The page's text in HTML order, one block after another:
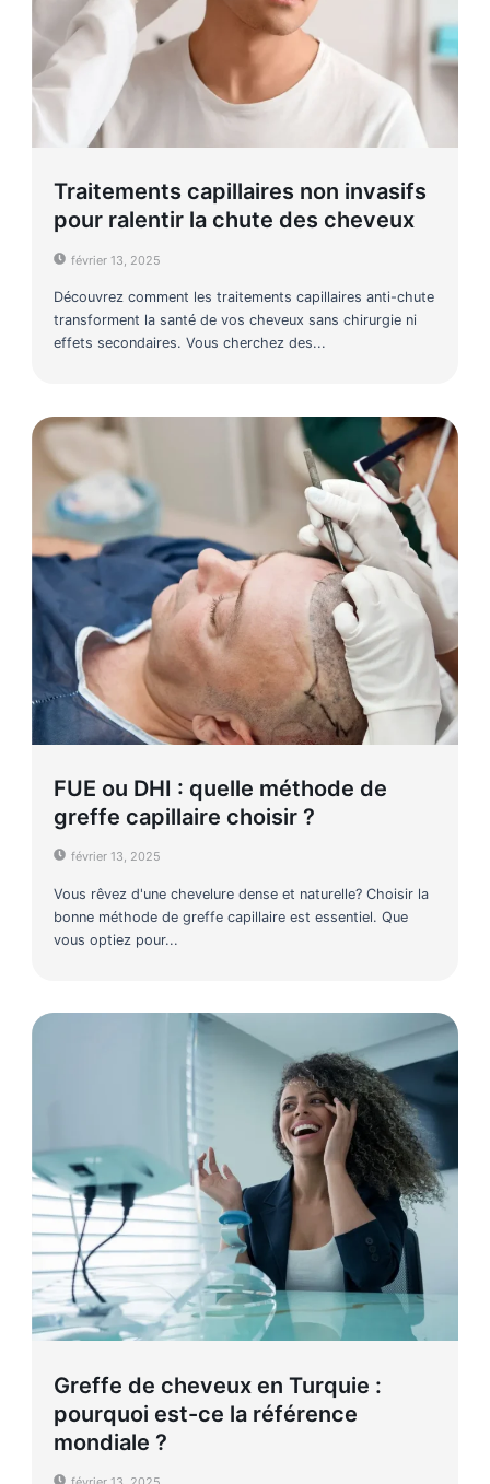
Traitements capillaires non invasifs
pour ralentir la chute des cheveux
février 13, 2025
Découvrez comment les traitements capillaires anti-chute
transforment la santé de vos cheveux sans chirurgie ni
effets secondaires. Vous cherchez des...
FUE ou DHI : quelle méthode de
greffe capillaire choisir ?
février 13, 2025
Vous rêvez d'une chevelure dense et naturelle? Choisir la
bonne méthode de greffe capillaire est essentiel. Que
vous optiez pour...
Greffe de cheveux en Turquie :
pourquoi est-ce la référence
mondiale ?